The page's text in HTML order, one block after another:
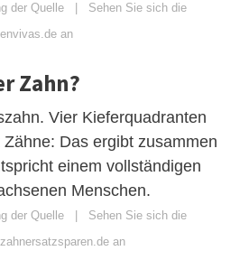
der Quelle
Sehen Sie sich die
an
Zahn?
Vier Kieferquadranten
Das ergibt zusammen
einem vollständigen
Menschen.
der Quelle
Sehen Sie sich die
an